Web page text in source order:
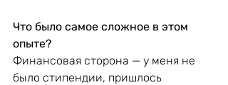
Что было самое сложное в этом
опыте?
Финансовая сторона — у меня не
было стипендии, пришлось